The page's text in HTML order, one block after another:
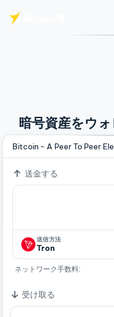
暗号資産をウ
Bitcoin - A Peer To Peer
送金する
送信方法
Tron
ネットワーク手数料:
受け取る